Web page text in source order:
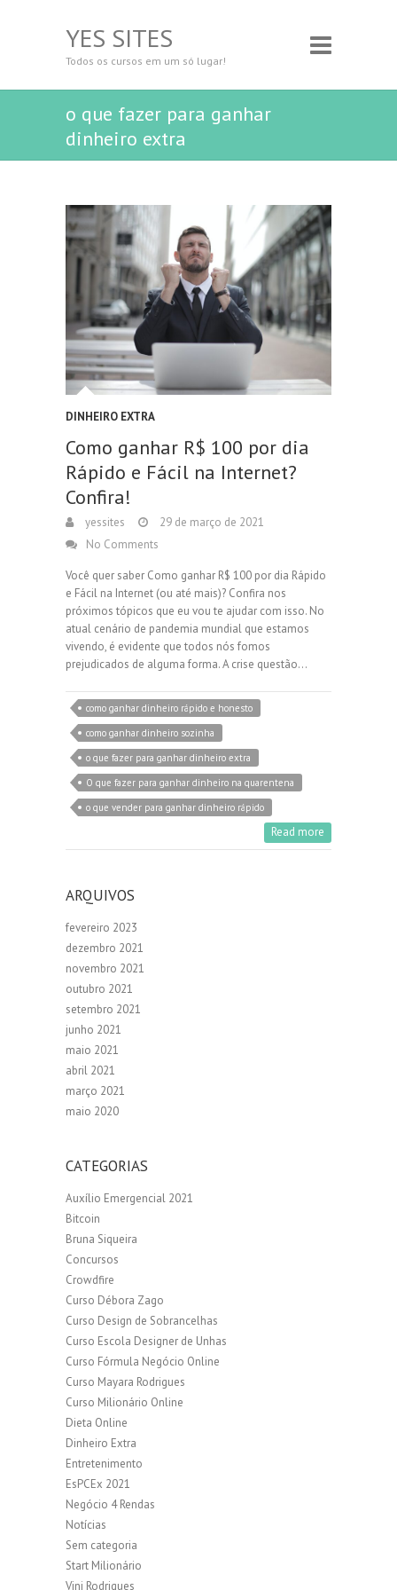
YES SITES
Todos os cursos em um só lugar!
o que fazer para ganhar
dinheiro extra
DINHEIRO EXTRA
Como ganhar R$ 100 por dia
Rápido e Fácil na Internet?
Confira!
yessites
29 de março de 2021
No Comments
Você quer saber Como ganhar R$ 100 por dia Rápido
e Fácil na Internet (ou até mais)? Confira nos
próximos tópicos que eu vou te ajudar com isso. No
atual cenário de pandemia mundial que estamos
vivendo, é evidente que todos nós fomos
prejudicados de alguma forma. A crise questão…
como ganhar dinheiro rápido e honesto
como ganhar dinheiro sozinha
o que fazer para ganhar dinheiro extra
O que fazer para ganhar dinheiro na quarentena
o que vender para ganhar dinheiro rápido
Read more
ARQUIVOS
fevereiro 2023
dezembro 2021
novembro 2021
outubro 2021
setembro 2021
junho 2021
maio 2021
abril 2021
março 2021
maio 2020
CATEGORIAS
Auxílio Emergencial 2021
Bitcoin
Bruna Siqueira
Concursos
Crowdfire
Curso Débora Zago
Curso Design de Sobrancelhas
Curso Escola Designer de Unhas
Curso Fórmula Negócio Online
Curso Mayara Rodrigues
Curso Milionário Online
Dieta Online
Dinheiro Extra
Entretenimento
EsPCEx 2021
Negócio 4 Rendas
Notícias
Sem categoria
Start Milionário
Vini Rodrigues